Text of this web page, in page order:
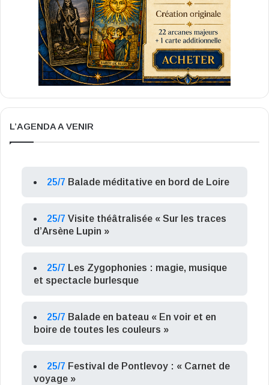
L’AGENDA A VENIR
25/7 Balade méditative en bord de Loire
25/7 Visite théâtralisée « Sur les traces
d’Arsène Lupin »
25/7 Les Zygophonies : magie, musique
et spectacle burlesque
25/7 Balade en bateau « En voir et en
boire de toutes les couleurs »
25/7 Festival de Pontlevoy : « Carnet de
voyage »